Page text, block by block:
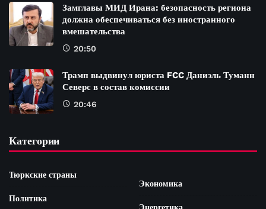
Замглавы МИД Ирана: безопасность региона
должна обеспечиваться без иностранного
вмешательства
20:50
Трамп выдвинул юриста FCC Даниэль Туманн
Северс в состав комиссии
20:46
Категории
Тюркские страны
Политика
Экономика
Энергетика